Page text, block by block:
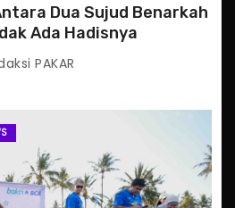
Dua Sujud Benarkah
Ada Hadisnya
PAKAR